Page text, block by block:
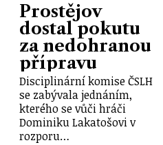
Prostějov
dostal pokutu
za nedohranou
přípravu
Disciplinární komise ČSLH
se zabývala jednáním,
kterého se vůči hráči
Dominiku Lakatošovi v
rozporu…